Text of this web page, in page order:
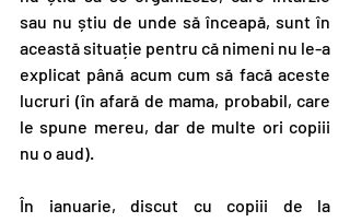
sau nu știu de unde să înceapă, sunt în
această situație pentru că nimeni nu le-a
explicat până acum cum să facă aceste
lucruri (în afară de mama, probabil, care
le spune mereu, dar de multe ori copiii
nu o aud).
În ianuarie, discut cu copiii de la